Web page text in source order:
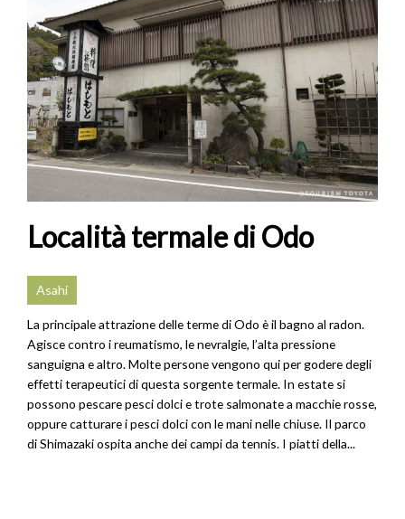
Località termale di Odo
Asahi
La principale attrazione delle terme di Odo è il bagno al radon.
Agisce contro i reumatismo, le nevralgie, l’alta pressione
sanguigna e altro. Molte persone vengono qui per godere degli
effetti terapeutici di questa sorgente termale. In estate si
possono pescare pesci dolci e trote salmonate a macchie rosse,
oppure catturare i pesci dolci con le mani nelle chiuse. Il parco
di Shimazaki ospita anche dei campi da tennis. I piatti della...